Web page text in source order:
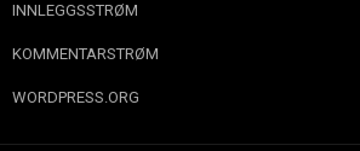
INNLEGGSSTRØM
KOMMENTARSTRØM
WORDPRESS.ORG